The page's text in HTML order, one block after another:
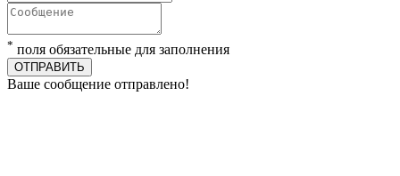
* поля обязательные для заполнения
ОТПРАВИТЬ
Ваше сообщение отправлено!